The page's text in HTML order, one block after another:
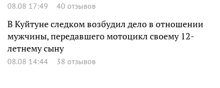
08.08 17:49 40 отзывов
В Куйтуне следком возбудил дело в отношении
мужчины, передавшего мотоцикл своему 12-
летнему сыну
08.08 14:44 38 отзывов